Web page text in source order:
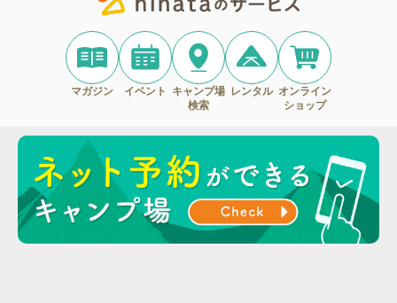
マガジン イベント
キャンプ場
検索
レンタル オンライン
ショップ